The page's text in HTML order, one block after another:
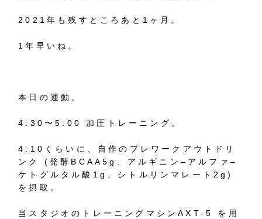
2021年も残すところあと1ヶ月。
1年早いね。
本日の運動。
4:30 〜5:00 加圧トレーニング。
4:10 くらいに、自作のプレワークアウトドリ
ンク
(発酵 BCAA5g 、アルギニン – アルファ –
ケトグルタル酸 1g 、シトルリンマレート 2g)
を摂取。
当スタジオのトレーニングマシンAXT-5 を用